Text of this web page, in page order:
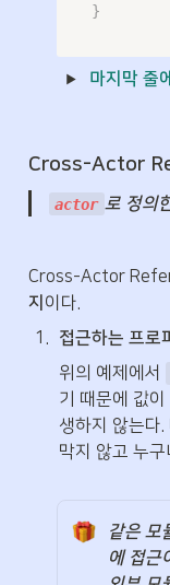
}
마지막 줄
Cross-Actor
actor 로 정의
Cross-Actor
지 이다.
1 .
접근하는 프
위의 예제에서
기 때문에 값
생하지 않는다
막지 않고 누
같은 모
에 접근